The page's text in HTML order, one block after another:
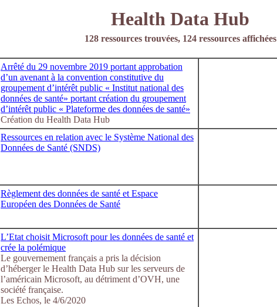
Health Data Hub
128 ressources trouvées, 124 ressources affichées
Arrêté du 29 novembre 2019 portant approbation
d’un avenant à la convention constitutive du
groupement d’intérêt public « Institut national des
données de santé» portant création du groupement
d’intérêt public « Plateforme des données de santé»
Création du Health Data Hub
Ressources en relation avec le Système National des
Données de Santé (SNDS)
Règlement des données de santé et Espace
Européen des Données de Santé
L’Etat choisit Microsoft pour les données de santé et
crée la polémique
Le gouvernement français a pris la décision
d’héberger le Health Data Hub sur les serveurs de
l’américain Microsoft, au détriment d’OVH, une
société française.
Les Echos, le 4/6/2020